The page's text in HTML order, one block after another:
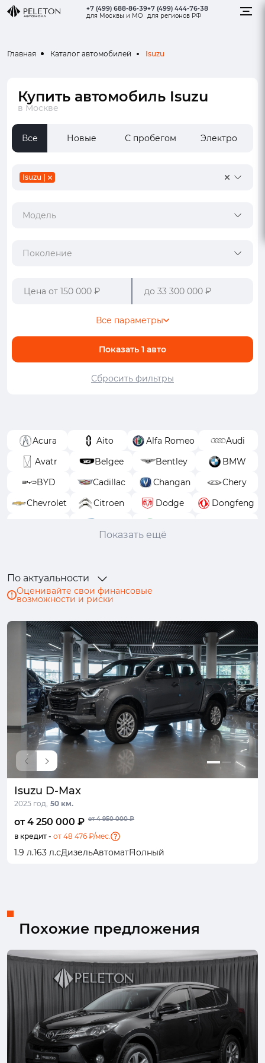
+7 (499) 688-86-39
для Москвы и МО
+7 (499) 444-76-38
для регионов РФ
Главная Каталог автомобилей Isuzu
Купить автомобиль Isuzu
в Москве
Все Новые С пробегом Электро
Isuzu
Модель
Поколение
Показать 1 авто
Все параметры
Сбросить фильтры
Acura Aito Alfa Romeo
Audi
Avatr
Belgee Bentley
BMW
BYD
Cadillac Changan
Chery
Chevrolet
Citroen Dodge
Dongfeng
Hyundai
Infiniti
Kaiyi
Kia Lada (ВАЗ)
Land Rover
Lexus
LiXiang Lynk & Co
Mazda
Mercedes-Benz
MINI Mitsubishi
Nissan
Omoda
Opel Peugeot
Porsche
Ram
Renault Skoda
Solaris
Subaru
Suzuki SWM
Tank
TENET
Toyota Volkswagen
Volvo
Voyah
Москвич
УАЗ
Показать ещё
По актуальности
Оценивайте свои финансовые
возможности и риски
Isuzu D-Max
2025 год, 50 км.
от 4 250 000 ₽ от 4 950 000 ₽
в кредит - от 48 476 ₽/мес.
1.9 л.163 л.сДизельАвтоматПолный
Похожие предложения